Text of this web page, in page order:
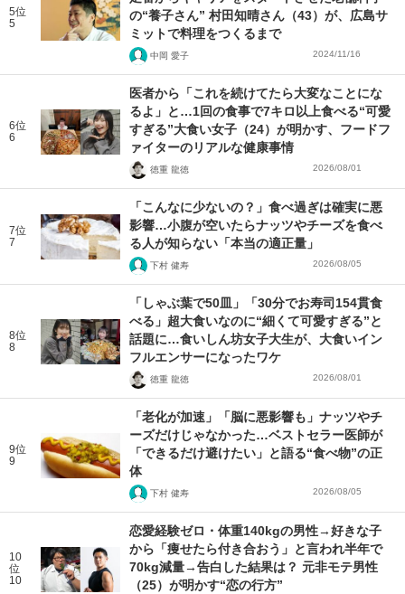
5位
5
の“養子さん” 村田知晴さん（43）が、広島サ
ミットで料理をつくるまで
中岡 愛子 2024/11/16
6位
6
医者から「これを続けてたら大変なことにな
るよ」と…1回の食事で7キロ以上食べる“可愛
すぎる”大食い女子（24）が明かす、フードフ
ァイターのリアルな健康事情
徳重 龍徳 2026/08/01
7位
7
「こんなに少ないの？」食べ過ぎは確実に悪
影響…小腹が空いたらナッツやチーズを食べ
る人が知らない「本当の適正量」
下村 健寿 2026/08/05
8位
8
「しゃぶ葉で50皿」「30分でお寿司154貫食
べる」超大食いなのに“細くて可愛すぎる”と
話題に…食いしん坊女子大生が、大食いイン
フルエンサーになったワケ
徳重 龍徳 2026/08/01
9位
9
「老化が加速」「脳に悪影響も」ナッツやチ
ーズだけじゃなかった…ベストセラー医師が
「できるだけ避けたい」と語る“食べ物”の正
体
下村 健寿 2026/08/05
10
位
10
恋愛経験ゼロ・体重140kgの男性→好きな子
から「痩せたら付き合おう」と言われ半年で
70kg減量→告白した結果は？ 元非モテ男性
（25）が明かす“恋の行方”